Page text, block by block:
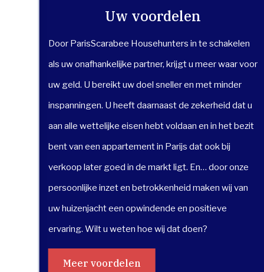
Uw voordelen
Door ParisScarabee Househunters in te schakelen
als uw onafhankelijke partner, krijgt u meer waar voor
uw geld. U bereikt uw doel sneller en met minder
inspanningen. U heeft daarnaast de zekerheid dat u
aan alle wettelijke eisen hebt voldaan en in het bezit
bent van een appartement in Parijs dat ook bij
verkoop later goed in de markt ligt. En… door onze
persoonlijke inzet en betrokkenheid maken wij van
uw huizenjacht een opwindende en positieve
ervaring. Wilt u weten hoe wij dat doen?
Meer voordelen